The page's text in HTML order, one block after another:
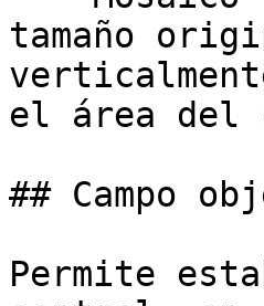
tamaño
el área del
## Campo
Permite